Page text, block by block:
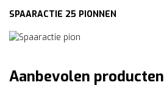
SPAARACTIE 25 PIONNEN
Aanbevolen producten